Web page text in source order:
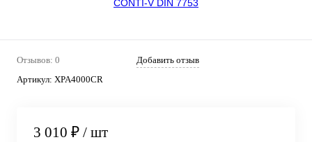
Отзывов: 0
Добавить отзыв
Артикул: XPA4000CR
3 010 ₽ / шт